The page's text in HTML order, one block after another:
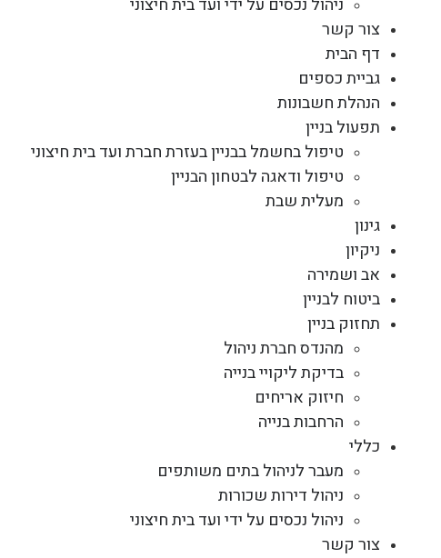
צור קשר
דף הבית
גביית כספים
הנהלת חשבונות
תפעול בניין
טיפול בחשמל בבניין בעזרת חברת ועד בית חיצוני
טיפול ודאגה לבטחון הבניין
מעלית שבת
גינון
ניקיון
אב ושמירה
ביטוח לבניין
תחזוק בניין
מהנדס חברת ניהול
בדיקת ליקויי בנייה
חיזוק אריחים
הרחבות בנייה
כללי
מעבר לניהול בתים משותפים
ניהול דירות שכורות
ניהול נכסים על ידי ועד בית חיצוני
צור קשר